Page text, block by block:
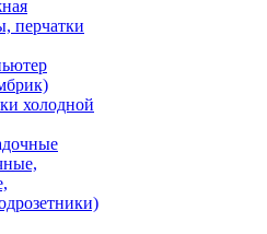
перчатки
холодной